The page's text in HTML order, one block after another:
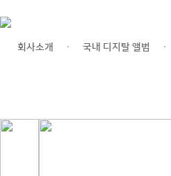
회사소개 ㆍ 국내 디지탈 앨범